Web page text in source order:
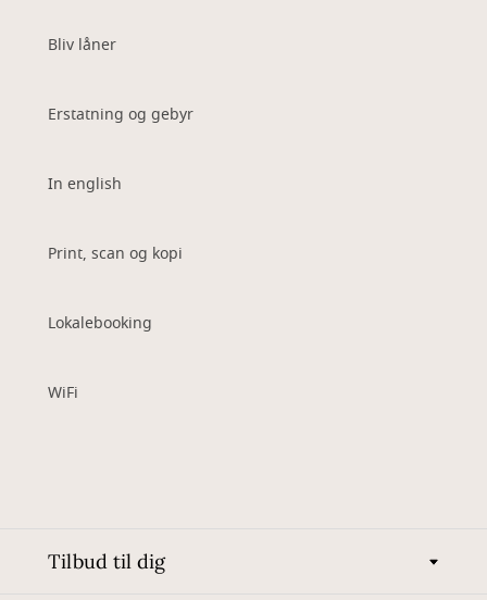
Bliv låner
Erstatning og gebyr
In english
Print, scan og kopi
Lokalebooking
WiFi
Tilbud til dig